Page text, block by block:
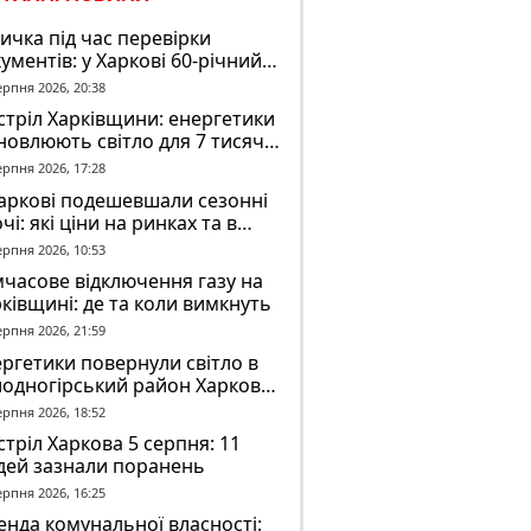
під час перевірки
у Харкові 60-річний
постраждав у конфлікті з
2026, 20:38
Харківщини: енергетики
світло для 7 тисяч
2026, 17:28
подешевшали сезонні
які ціни на ринках та в
2026, 10:53
відключення газу на
де та коли вимкнуть
2026, 21:59
повернули світло в
район Харкова
ворожого обстрілу
2026, 18:52
Харкова 5 серпня: 11
зазнали поранень
2026, 16:25
комунальної власності: